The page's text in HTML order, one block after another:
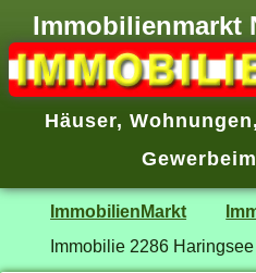
Immobilienmarkt
Häuser, Wohnungen,
ImmobilienMarkt
Immobilie 2286 Haringsee